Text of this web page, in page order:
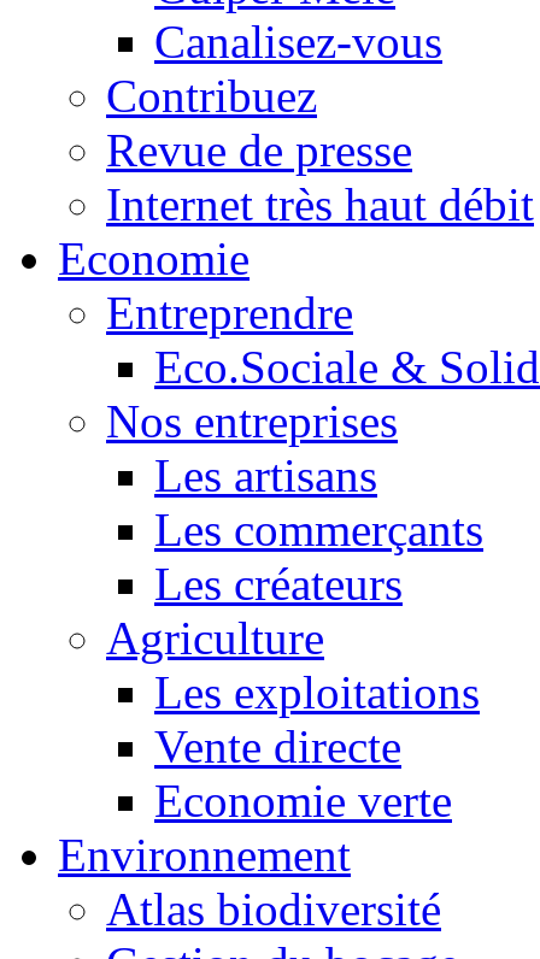
Canalisez-vous
Contribuez
Revue de presse
Internet très haut débit
Economie
Entreprendre
Eco.Sociale &
Nos entreprises
Les artisans
Les commerçants
Les créateurs
Agriculture
Les exploitations
Vente directe
Economie verte
Environnement
Atlas biodiversité